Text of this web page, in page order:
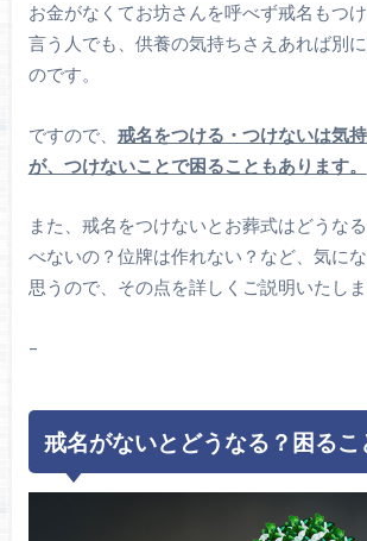
お金がなくてお坊さんを呼べず戒名もつ
言う人でも、供養の気持ちさえあれば別
のです。
ですので、 戒名をつける・つけないは気
が、つけないことで困ることもあります。
また、戒名をつけないとお葬式はどうな
べないの？位牌は作れない？など、気に
思うので、その点を詳しくご説明いたしま
–
戒名がないとどうなる？困るこ